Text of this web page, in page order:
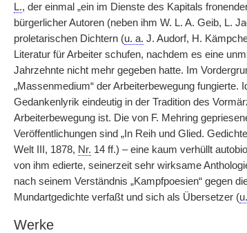
L., der einmal „ein im Dienste des Kapitals
bürgerlicher Autoren (neben ihm W. L. A. Geib, L.
proletarischen Dichtern (u. a. J. Audorf, H.
Literatur für Arbeiter schufen, nachdem es eine
Jahrzehnte nicht mehr gegeben hatte. Im
„Massenmedium“ der Arbeiterbewegung fungierte.
Gedankenlyrik eindeutig in der Tradition des
Arbeiterbewegung ist. Die von F. Mehring
Veröffentlichungen sind „In Reih und Glied.
Welt III, 1878, Nr. 14 ff.) – eine kaum verhüllt
von ihm edierte, seinerzeit sehr wirksame
nach seinem Verständnis „Kampfpoesien“ gegen
Mundartgedichte verfaßt und sich als Übersetzer (
Werke